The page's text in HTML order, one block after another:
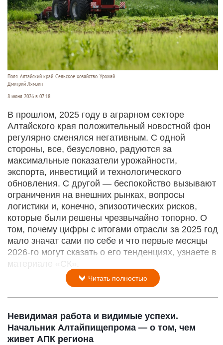
Поля. Алтайский край. Сельское хозяйство. Урожай
Дмитрий Лямзин
8 июня 2026 в 07:18
В прошлом, 2025 году в аграрном секторе
Алтайского края положительный новостной фон
регулярно сменялся негативным. С одной
стороны, все, безусловно, радуются за
максимальные показатели урожайности,
экспорта, инвестиций и технологического
обновления. С другой — беспокойство вызывают
ограничения на внешних рынках, вопросы
логистики и, конечно, эпизоотических рис­ков,
которые были решены чрезвычайно топорно. О
том, почему цифры с итогами отрасли за 2025 год
мало значат сами по себе и что первые месяцы
2026-го могут сказать о его тенденциях, узнаете в
материале «СК».
Читать полностью
Невидимая работа и видимые успехи.
Начальник Алтайпищепрома — о том, чем
живет АПК региона